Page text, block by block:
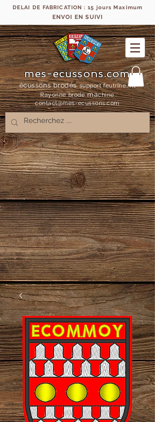
DELAI DE FABRICATION : 15 jours Maximum
ENVOI EN SUIVI
mes-ecussons.com
écussons brodés support feutrine, fil
Rayonne brodémachine
contact@mes-ecussons.com